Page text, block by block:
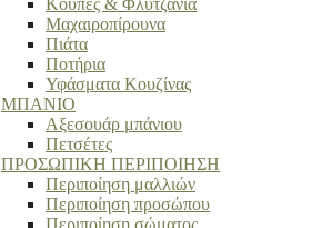
Κούπες & Φλυτζάνια
Μαχαιροπίρουνα
Πιάτα
Ποτήρια
Υφάσματα Κουζίνας
ΜΠΑΝΙΟ
Αξεσουάρ μπάνιου
Πετσέτες
ΠΡΟΣΩΠΙΚΗ ΠΕΡΙΠΟΙΗΣΗ
Περιποίηση μαλλιών
Περιποίηση προσώπου
Περιποίηση σώματος